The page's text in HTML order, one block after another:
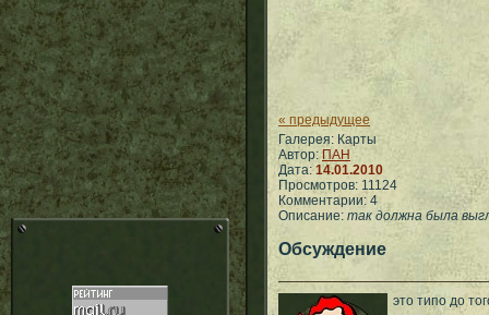
« предыдущее
Галерея: Карты
Автор:ПАН
Дата:14.01.2010
Просмотров: 11124
Комментарии: 4
Описание: так должна была
Обсуждение
это типо до